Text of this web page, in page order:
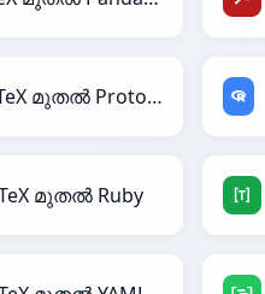
LaTeX മുതൽ Protobuf
മുതൽ Ruby